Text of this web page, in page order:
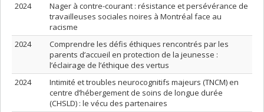
2024
Nager à contre-courant : résistance et persévérance de
travailleuses sociales noires à Montréal face au
racisme
2024
Comprendre les défis éthiques rencontrés par les
parents d’accueil en protection de la jeunesse :
l’éclairage de l’éthique des vertus
2024
Intimité et troubles neurocognitifs majeurs (TNCM) en
centre d’hébergement de soins de longue durée
(CHSLD) : le vécu des partenaires